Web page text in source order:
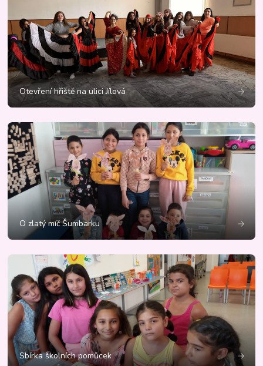
Otevření hřiště na ulici Jílová
O zlatý míč Šumbarku
Sbírka školních pomůcek